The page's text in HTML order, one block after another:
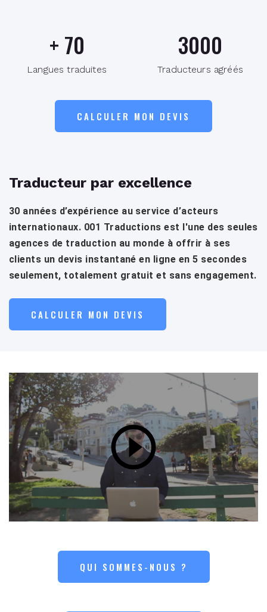
+ 70
Langues traduites
3000
Traducteurs agréés
CALCULER MON DEVIS
Traducteur par excellence
30 années d’expérience au service d’acteurs
internationaux. 001 Traductions est l'une des seules
agences de traduction au monde à offrir à ses
clients un devis instantané en ligne en 5 secondes
seulement, totalement gratuit et sans engagement.
CALCULER MON DEVIS
QUI SOMMES-NOUS ?